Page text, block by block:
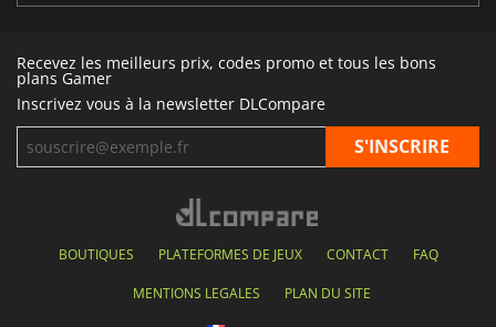
Recevez les meilleurs prix, codes promo et tous les bons
plans Gamer
Inscrivez vous à la newsletter DLCompare
BOUTIQUES PLATEFORMES DE JEUX CONTACT FAQ
MENTIONS LEGALES PLAN DU SITE